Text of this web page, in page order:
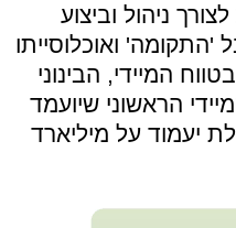
ניהול וביצוע
'התקומה' ואוכלוסייתו
המיידי, הבינוני
הראשוני שיועמד
יעמוד על מיליארד